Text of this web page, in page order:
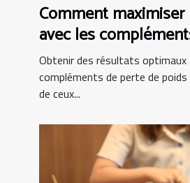
Comment
avec les
de poids ?
Obtenir des résultats optimaux
compléments de perte de
de ceux...